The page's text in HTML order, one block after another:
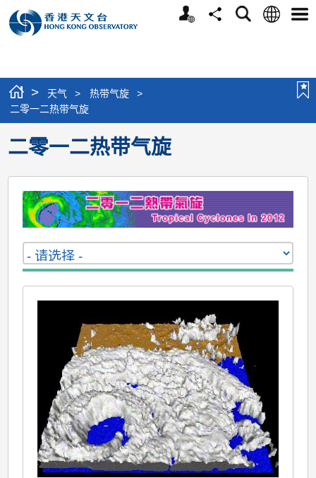
个
分
搜
语
选
> 天气 > 热带气旋
>
二零一二热带气旋
二零一二热带气旋